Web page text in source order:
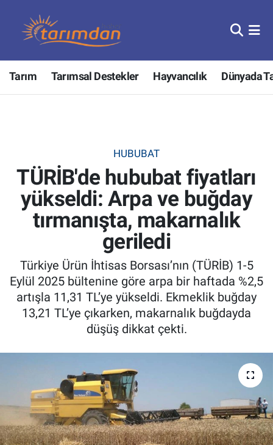
Tarım Tarımsal Destekler Hayvancılık Dünyada
HUBUBAT
TÜRİB'de hububat fiyatları
yükseldi: Arpa ve buğday
tırmanışta, makarnalık
geriledi
Türkiye Ürün İhtisas Borsası’nın (TÜRİB) 1-5
Eylül 2025 bültenine göre arpa bir haftada %2,5
artışla 11,31 TL’ye yükseldi. Ekmeklik buğday
13,21 TL’ye çıkarken, makarnalık buğdayda
düşüş dikkat çekti.
Tarım
Hayvancılık
Tarımsal Destekler
Tarım Bakanlığı
Tarım Kredi Kooperatifleri
Pankobirlik
Yetiştirici Soruyor
Dünyada Tarım
Nöbetçi Eczaneler
Hava Durumu
Tüm Manşetler
Son Dakika Haberleri